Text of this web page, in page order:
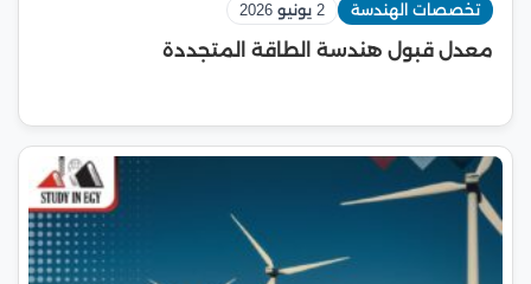
تخصصات الهندسة 2 يونيو 2026
معدل قبول هندسة الطاقة المتجددة